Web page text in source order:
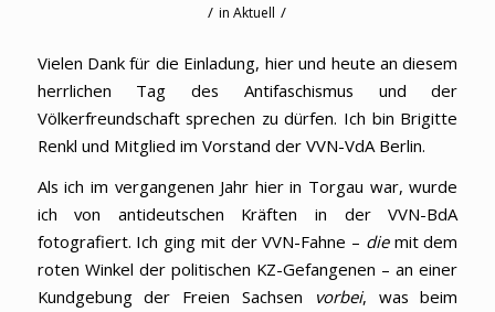
/ inAktuell /
Vielen Dank für die Einladung, hier und heute an diesem
herrlichen Tag des Antifaschismus und der
Völkerfreundschaft sprechen zu dürfen. Ich bin Brigitte
Renkl und Mitglied im Vorstand der VVN-VdA Berlin.
Als ich im vergangenen Jahr hier in Torgau war, wurde
ich von antideutschen Kräften in der VVN-BdA
fotografiert. Ich ging mit der VVN-Fahne – diemit dem
roten Winkel der politischen KZ-Gefangenen – an einer
Kundgebung der Freien Sachsen
vorbei, was beim